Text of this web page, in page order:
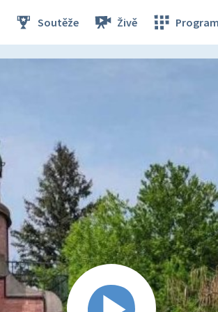
Soutěže Živě Program